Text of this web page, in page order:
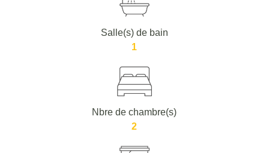
Salle(s) de bain
1
Nbre de chambre(s)
2